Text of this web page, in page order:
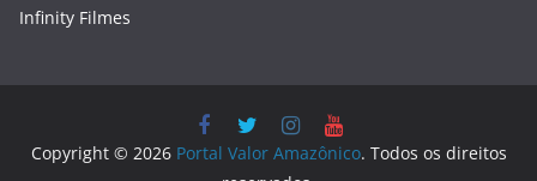
Infinity Filmes
Copyright © 2026 Portal Valor Amazônico. Todos os direitos